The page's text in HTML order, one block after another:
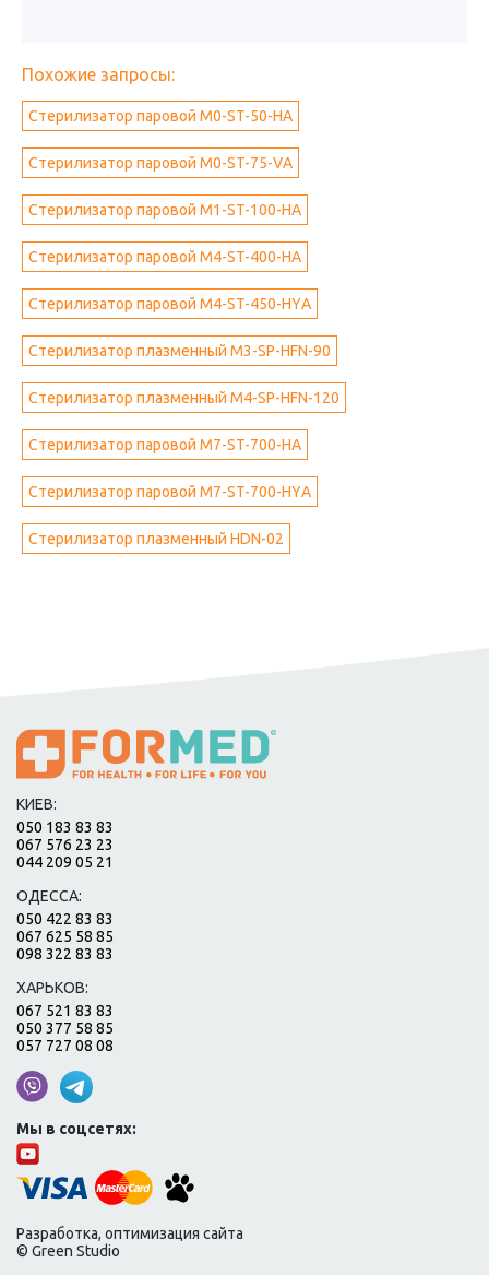
Похожие запросы:
Стерилизатор паровой M0-ST-50-НА
Стерилизатор паровой M0-ST-75-VА
Стерилизатор паровой M1-ST-100-HА
Стерилизатор паровой M4-ST-400-HА
Стерилизатор паровой M4-ST-450-HYА
Стерилизатор плазменный M3-SP-HFN-90
Стерилизатор плазменный M4-SP-HFN-120
Стерилизатор паровой M7-ST-700-НА
Стерилизатор паровой M7-ST-700-НYА
Стерилизатор плазменный HDN-02
КИЕВ:
050 183 83 83
067 576 23 23
044 209 05 21
ОДЕССА:
050 422 83 83
067 625 58 85
098 322 83 83
ХАРЬКОВ:
067 521 83 83
050 377 58 85
057 727 08 08
Мы в соцсетях:
Разработка, оптимизация сайта
© Green Studio